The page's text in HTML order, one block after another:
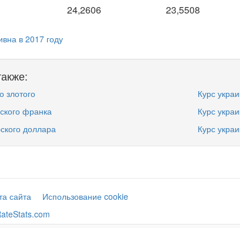
24,2606 23,5508
в 2017 году
злотого
франка
доллара
Курс
Курс
Курс
сайта
Использование cookie